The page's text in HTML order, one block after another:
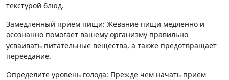
текстурой блюд.
Замедленный прием пищи: Жевание пищи медленно и
осознанно помогает вашему организму правильно
усваивать питательные вещества, а также предотвращает
переедание.
Определите уровень голода: Прежде чем начать прием